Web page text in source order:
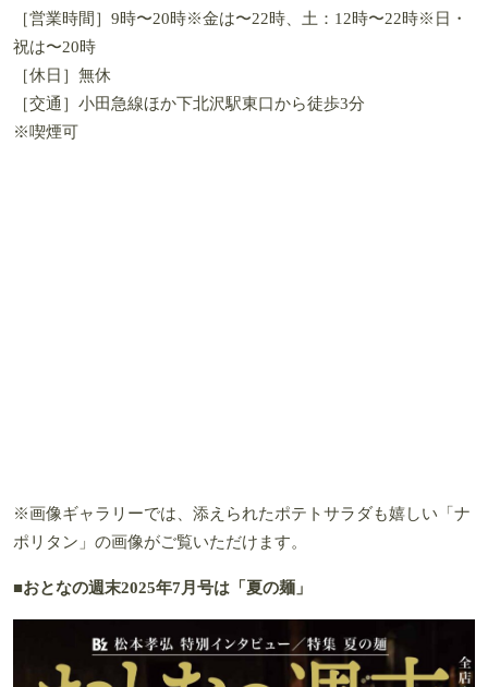
［営業時間］9時〜20時※金は〜22時、土：12時〜22時※日・
祝は〜20時
［休日］無休
［交通］小田急線ほか下北沢駅東口から徒歩3分
※喫煙可
※画像ギャラリーでは、添えられたポテトサラダも嬉しい「ナ
ポリタン」の画像がご覧いただけます。
■おとなの週末2025年7月号は「 夏の麺 」